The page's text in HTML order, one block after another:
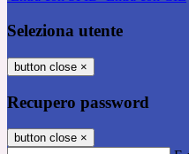
Seleziona utente
button close ×
Recupero password
button close ×